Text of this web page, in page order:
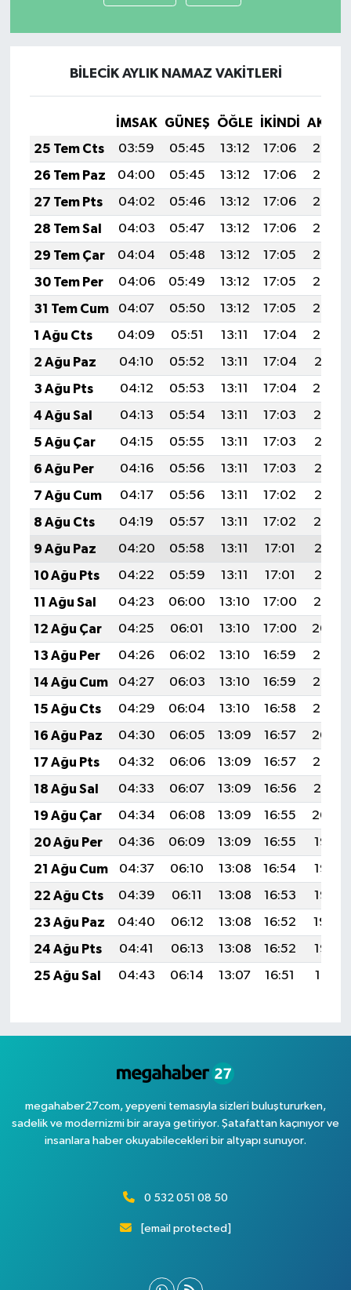
BİLECİK AYLIK NAMAZ VAKITLERI
İMSAK GÜNEŞ ÖĞLE İKINDI
25 Tem Cts
03:59 05:45 13:12 17:06
20:29
26 Tem Paz
04:00 05:45 13:12 17:06
20:28
27 Tem Pts
04:02 05:46 13:12 17:06
20:27
28 Tem Sal
04:03 05:47 13:12 17:06
20:26
29 Tem Çar
04:04 05:48 13:12 17:05
20:25
30 Tem Per
04:06 05:49 13:12 17:05
20:24
31 Tem Cum
04:07 05:50 13:12 17:05
20:23
1 Ağu Cts
04:09 05:51 13:11 17:04
20:22
2 Ağu Paz
04:10 05:52 13:11 17:04
20:21
3 Ağu Pts
04:12 05:53 13:11 17:04
20:20
4 Ağu Sal
04:13 05:54 13:11 17:03
20:19
5 Ağu Çar
04:15 05:55 13:11 17:03
20:18
6 Ağu Per
04:16 05:56 13:11 17:03
20:17
7 Ağu Cum
04:17 05:56 13:11 17:02
20:15
8 Ağu Cts
04:19 05:57 13:11 17:02
20:14
9 Ağu Paz
04:20 05:58 13:11 17:01
20:13
10 Ağu Pts
04:22 05:59 13:11 17:01
20:12
11 Ağu Sal
04:23 06:00 13:10 17:00
20:10
12 Ağu Çar
04:25 06:01 13:10 17:00
20:09
13 Ağu Per
04:26 06:02 13:10 16:59
20:08
14 Ağu Cum
04:27 06:03 13:10 16:59
20:07
15 Ağu Cts
04:29 06:04 13:10 16:58
20:05
16 Ağu Paz
04:30 06:05 13:09 16:57
20:04
17 Ağu Pts
04:32 06:06 13:09 16:57
20:03
18 Ağu Sal
04:33 06:07 13:09 16:56
20:01
19 Ağu Çar
04:34 06:08 13:09 16:55
20:00
20 Ağu Per
04:36 06:09 13:09 16:55
19:58
21 Ağu Cum
04:37 06:10 13:08 16:54
19:57
22 Ağu Cts
04:39 06:11 13:08 16:53
19:55
23 Ağu Paz
04:40 06:12 13:08 16:52
19:54
24 Ağu Pts
04:41 06:13 13:08 16:52
19:52
25 Ağu Sal
04:43 06:14 13:07 16:51 19:51
megahaber27com, yepyeni temasıyla sizleri buluştururken,
sadelik ve modernizmi bir araya getiriyor. Şatafattan kaçınıyor ve
insanlara haber okuyabilecekleri bir altyapı sunuyor.
0 532 051 08 50
[email protected]